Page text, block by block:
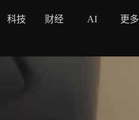
科技 财经 AI 更多